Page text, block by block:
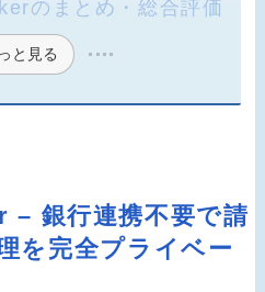
のまとめ・総合評価
と見る
銀行連携不要で請
を完全プライベー